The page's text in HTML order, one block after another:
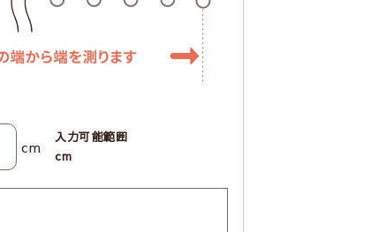
cm
入力可能範囲
cm